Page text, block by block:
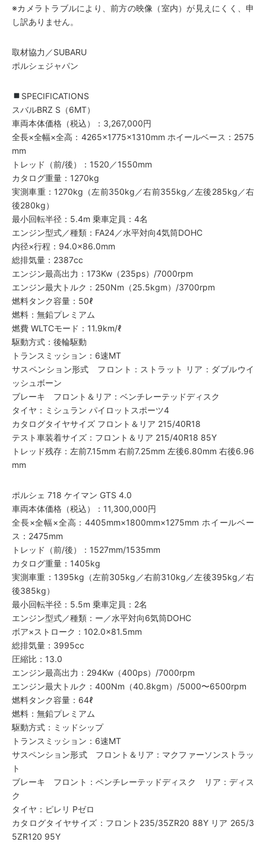
※カメラトラブルにより、前方の映像（室内）が見えにくく、申
し訳ありません。
取材協力／SUBARU
ポルシェジャパン
SPECIFICATIONS
スバルBRZ S（6MT）
車両本体価格（税込）：3,267,000円
全長×全幅×全高：4265×1775×1310mm ホイールベース：2575
mm
トレッド（前/後）：1520／1550mm
カタログ重量：1270kg
実測車重：1270kg（左前350kg／右前355kg／左後285kg／右
後280kg）
最小回転半径：5.4m 乗車定員：4名
エンジン型式／種類：FA24／水平対向4気筒DOHC
内径×行程：94.0×86.0mm
総排気量：2387cc
エンジン最高出力：173Kw（235ps）/7000rpm
エンジン最大トルク：250Nm（25.5kgm）/3700rpm
燃料タンク容量：50ℓ
燃料：無鉛プレミアム
燃費 WLTCモード：11.9km/ℓ
駆動方式：後輪駆動
トランスミッション：6速MT
サスペンション形式 フロント：ストラット リア：ダブルウイ
ッシュボーン
ブレーキ フロント＆リア：ベンチレーテッドディスク
タイヤ：ミシュラン パイロットスポーツ4
カタログタイヤサイズ フロント＆リア 215/40R18
テスト車装着サイズ：フロント＆リア 215/40R18 85Y
トレッド残存：左前7.15mm 右前7.25mm 左後6.80mm 右後6.96
mm
ポルシェ 718 ケイマン GTS 4.0
車両本体価格（税込）：11,300,000円
全長×全幅×全高：4405mm×1800mm×1275mm ホイールベー
ス：2475mm
トレッド（前/後）：1527mm/1535mm
カタログ重量：1405kg
実測車重：1395kg（左前305kg／右前310kg／左後395kg／右
後385kg）
最小回転半径：5.5m 乗車定員：2名
エンジン型式／種類：ー／水平対向6気筒DOHC
ボア×ストローク：102.0×81.5mm
総排気量：3995cc
圧縮比：13.0
エンジン最高出力：294Kw（400ps）/7000rpm
エンジン最大トルク：400Nm（40.8kgm）/5000〜6500rpm
燃料タンク容量：64ℓ
燃料：無鉛プレミアム
駆動方式：ミッドシップ
トランスミッション：6速MT
サスペンション形式 フロント＆リア：マクファーソンストラッ
ト
ブレーキ フロント：ベンチレーテッドディスク リア：ディス
ク
タイヤ：ピレリ Pゼロ
カタログタイヤサイズ：フロント235/35ZR20 88Y リア 265/3
5ZR120 95Y